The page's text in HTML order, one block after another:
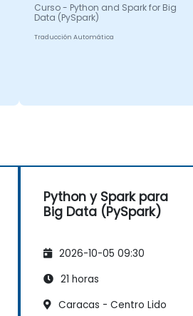
Curso - Python and Spark for Big
Data (PySpark)
Traducción Automática
Python y Spark para
Big Data (PySpark)
2026-10-05 09:30
21 horas
Caracas - Centro Lido